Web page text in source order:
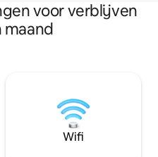
voor verblijven
maand
Wifi